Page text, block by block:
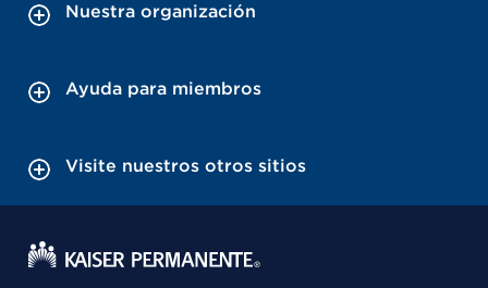
Nuestra organización
Ayuda para miembros
Visite nuestros otros sitios